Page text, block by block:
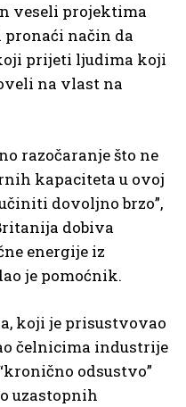
veseli projektima
pronaći način da
prijeti ljudima koji
na vlast na
razočaranje što ne
kapaciteta u ovoj
dovoljno brzo”,
dobiva
energije iz
je pomoćnik.
koji je prisustvovao
čelnicima industrije
odsustvo”
uzastopnih